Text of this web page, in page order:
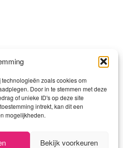
zoals cookies om
Door in te stemmen met deze
of unieke ID's op deze site
intrekt, kan dit een
mogelijkheden.
Bekijk voorkeuren